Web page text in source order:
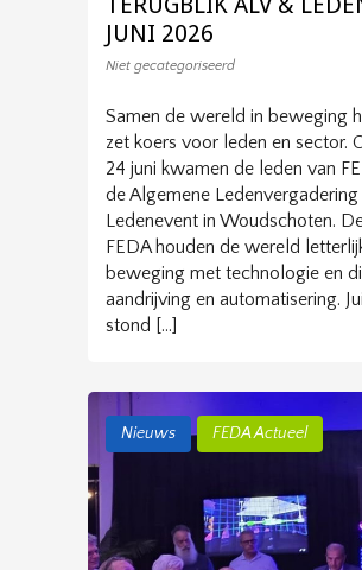
JUNI 2026
Niet gecategoriseerd
Samen de wereld in beweging
zet koers voor leden en sector.
24 juni kwamen de leden van
de Algemene
Ledenevent in Woudschoten.
FEDA houden de wereld
beweging met technologie en
aandrijving en automatisering.
stond […]
Nieuws FEDA Actueel